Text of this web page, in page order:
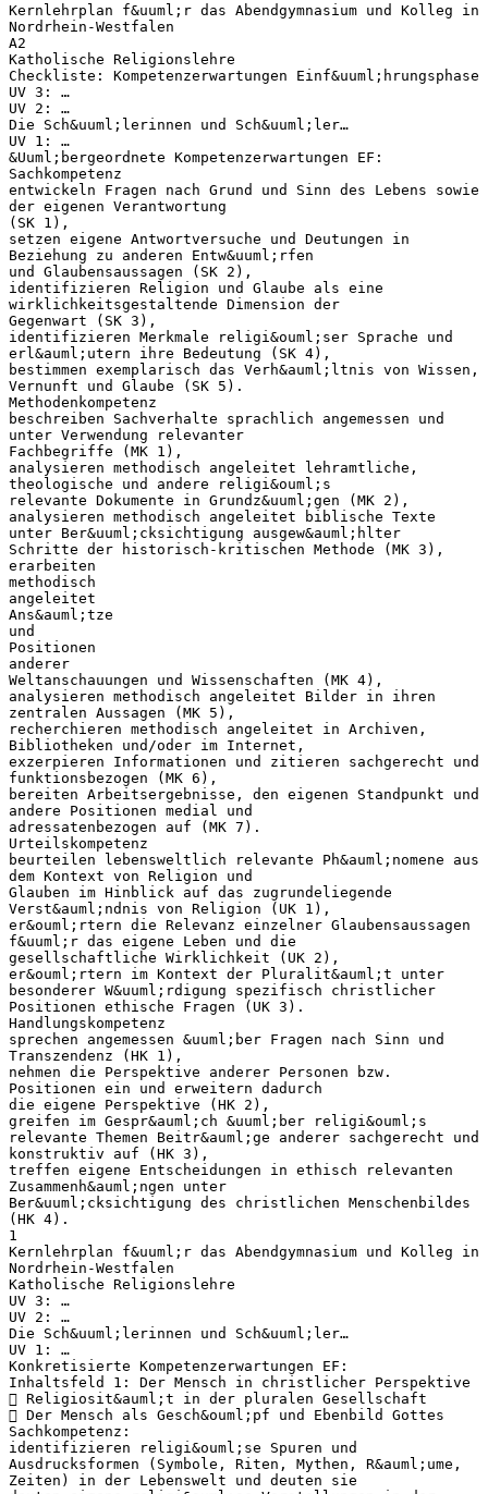
Kernlehrplan f&uuml;r das Abendgymnasium und Kolleg in
Nordrhein-Westfalen
A2
Katholische Religionslehre
Checkliste: Kompetenzerwartungen Einf&uuml;hrungsphase
UV 3: …
UV 2: …
Die Sch&uuml;lerinnen und Sch&uuml;ler…
UV 1: …
&Uuml;bergeordnete Kompetenzerwartungen EF:
Sachkompetenz
entwickeln Fragen nach Grund und Sinn des Lebens sowie
der eigenen Verantwortung
(SK 1),
setzen eigene Antwortversuche und Deutungen in
Beziehung zu anderen Entw&uuml;rfen
und Glaubensaussagen (SK 2),
identifizieren Religion und Glaube als eine
wirklichkeitsgestaltende Dimension der
Gegenwart (SK 3),
identifizieren Merkmale religi&ouml;ser Sprache und
erl&auml;utern ihre Bedeutung (SK 4),
bestimmen exemplarisch das Verh&auml;ltnis von Wissen,
Vernunft und Glaube (SK 5).
Methodenkompetenz
beschreiben Sachverhalte sprachlich angemessen und
unter Verwendung relevanter
Fachbegriffe (MK 1),
analysieren methodisch angeleitet lehramtliche,
theologische und andere religi&ouml;s
relevante Dokumente in Grundz&uuml;gen (MK 2),
analysieren methodisch angeleitet biblische Texte
unter Ber&uuml;cksichtigung ausgew&auml;hlter
Schritte der historisch-kritischen Methode (MK 3),
erarbeiten
methodisch
angeleitet
Ans&auml;tze
und
Positionen
anderer
Weltanschauungen und Wissenschaften (MK 4),
analysieren methodisch angeleitet Bilder in ihren
zentralen Aussagen (MK 5),
recherchieren methodisch angeleitet in Archiven,
Bibliotheken und/oder im Internet,
exzerpieren Informationen und zitieren sachgerecht und
funktionsbezogen (MK 6),
bereiten Arbeitsergebnisse, den eigenen Standpunkt und
andere Positionen medial und
adressatenbezogen auf (MK 7).
Urteilskompetenz
beurteilen lebensweltlich relevante Ph&auml;nomene aus
dem Kontext von Religion und
Glauben im Hinblick auf das zugrundeliegende
Verst&auml;ndnis von Religion (UK 1),
er&ouml;rtern die Relevanz einzelner Glaubensaussagen
f&uuml;r das eigene Leben und die
gesellschaftliche Wirklichkeit (UK 2),
er&ouml;rtern im Kontext der Pluralit&auml;t unter
besonderer W&uuml;rdigung spezifisch christlicher
Positionen ethische Fragen (UK 3).
Handlungskompetenz
sprechen angemessen &uuml;ber Fragen nach Sinn und
Transzendenz (HK 1),
nehmen die Perspektive anderer Personen bzw.
Positionen ein und erweitern dadurch
die eigene Perspektive (HK 2),
greifen im Gespr&auml;ch &uuml;ber religi&ouml;s
relevante Themen Beitr&auml;ge anderer sachgerecht und
konstruktiv auf (HK 3),
treffen eigene Entscheidungen in ethisch relevanten
Zusammenh&auml;ngen unter
Ber&uuml;cksichtigung des christlichen Menschenbildes
(HK 4).
1
Kernlehrplan f&uuml;r das Abendgymnasium und Kolleg in
Nordrhein-Westfalen
Katholische Religionslehre
UV 3: …
UV 2: …
Die Sch&uuml;lerinnen und Sch&uuml;ler…
UV 1: …
Konkretisierte Kompetenzerwartungen EF:
Inhaltsfeld 1: Der Mensch in christlicher Perspektive
 Religiosit&auml;t in der pluralen Gesellschaft
 Der Mensch als Gesch&ouml;pf und Ebenbild Gottes
Sachkompetenz:
identifizieren religi&ouml;se Spuren und
Ausdrucksformen (Symbole, Riten, Mythen, R&auml;ume,
Zeiten) in der Lebenswelt und deuten sie